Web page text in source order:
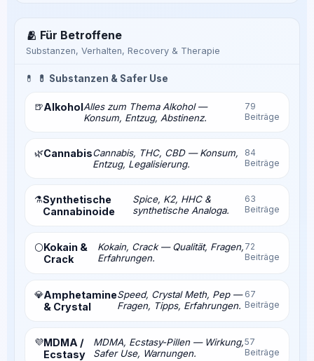
🫂 Für Betroffene
Substanzen, Verhalten, Recovery & Therapie
💊 💊 Substanzen & Safer Use
🍺AlkoholAlles zum Thema Alkohol —
Konsum, Entzug, Abstinenz.
79
Beiträge
🌿CannabisCannabis, THC, CBD — Konsum,
Entzug, Legalisierung.
84
Beiträge
⚗️Synthetische
Cannabinoide
Spice, K2, HHC &
synthetische Analoga.
63
Beiträge
⚪Kokain &
Crack
Kokain, Crack — Qualität, Fragen,
Erfahrungen.
72
Beiträge
💎Amphetamine
& Crystal
Speed, Crystal Meth, Pep —
Fragen, Tipps, Erfahrungen.
67
Beiträge
💜MDMA /
Ecstasy
MDMA, Ecstasy-Pillen — Wirkung,
Safer Use, Warnungen.
57
Beiträge